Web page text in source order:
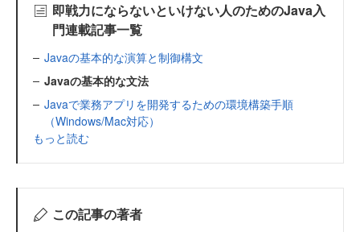
即戦力にならないといけない人のためのJava入
門連載記事一覧
Javaの基本的な演算と制御構文
Javaの基本的な文法
Javaで業務アプリを開発するための環境構築手順
（Windows/Mac対応）
もっと読む
この記事の著者